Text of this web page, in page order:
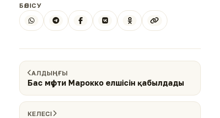
БӨЛІСУ
АЛДЫҢҒЫ
Бас мүфти Марокко елшісін қабылдады
КЕЛЕСІ